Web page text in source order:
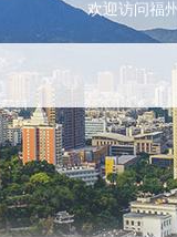
欢迎访问福